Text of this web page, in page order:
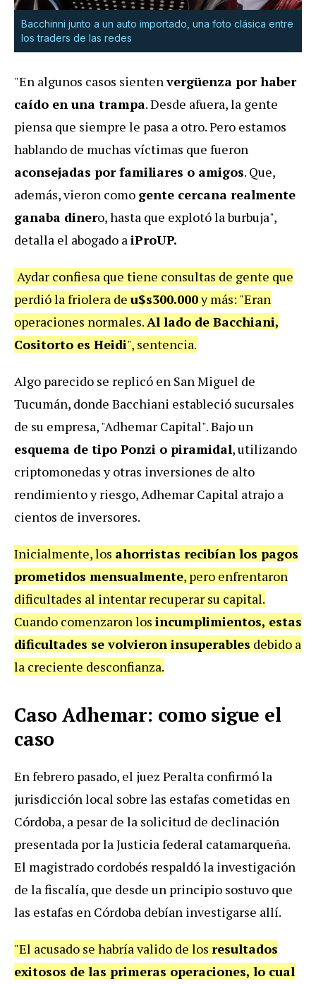
Bacchinni junto a un auto importado, una foto clásica entre
los traders de las redes
"En algunos casos sientenvergüenza por haber
caído en una trampa. Desde afuera, la gente
piensa que siempre le pasa a otro. Pero estamos
hablando de muchas víctimas que fueron
aconsejadas por familiares o amigos. Que,
además, vieron como gente cercana realmente
ganaba dinero, hasta que explotó la burbuja",
detalla el abogado a iProUP.
Aydar confiesa que tiene consultas de gente que
perdió la friolera de u$s300.000y más: "Eran
operaciones normales. Al lado de Bacchiani,
Cositorto es Heidi", sentencia.
Algo parecido se replicó en San Miguel de
Tucumán, donde Bacchiani estableció sucursales
de su empresa, "Adhemar Capital". Bajo un
esquema de tipo Ponzi o piramidal, utilizando
criptomonedas y otras inversiones de alto
rendimiento y riesgo, Adhemar Capital atrajo a
cientos de inversores.
Inicialmente, los ahorristas recibían los pagos
prometidos mensualmente, pero enfrentaron
dificultades al intentar recuperar su capital.
Cuando comenzaron los incumplimientos, estas
dificultades se volvieron insuperables debido a
la creciente desconfianza.
Caso Adhemar: como sigue el
caso
En febrero pasado, el juez Peralta confirmó la
jurisdicción local sobre las estafas cometidas en
Córdoba, a pesar de la solicitud de declinación
presentada por la Justicia federal catamarqueña.
El magistrado cordobés respaldó la investigación
de la fiscalía, que desde un principio sostuvo que
las estafas en Córdoba debían investigarse allí.
"El acusado se habría valido de los resultados
exitosos de las primeras operaciones, lo cual